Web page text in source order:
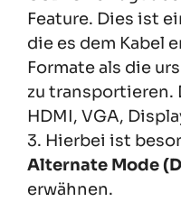
Feature. Dies ist
die es dem Kabel
Formate als die
zu transportieren.
HDMI, VGA,
3. Hierbei ist
Alternate Mode
erwähnen.